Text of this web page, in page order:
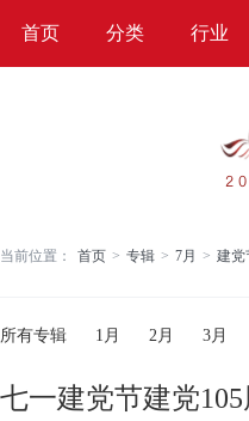
首页 分类 行业
当前位置： 首页 > 专辑 > 7月 > 建党
所有专辑 1月 2月 3月
七一建党节建党